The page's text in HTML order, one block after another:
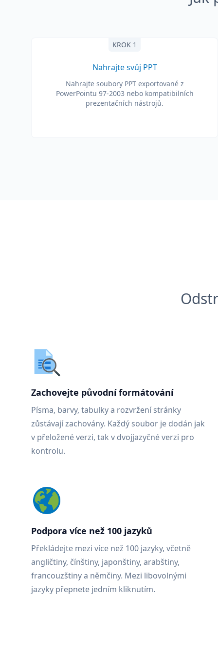
KROK 1
Nahrajte svůj PPT
Nahrajte soubory PPT exportované z
PowerPointu 97-2003 nebo kompatibilních
prezentačních nástrojů.
Zachovejte původní formátování
Písma, barvy, tabulky a rozvržení stránky
zůstávají zachovány. Každý soubor je dodán jak
v přeložené verzi, tak v dvojjazyčné verzi pro
kontrolu.
Podpora více než 100 jazyků
Překládejte mezi více než 100 jazyky, včetně
angličtiny, čínštiny, japonštiny, arabštiny,
francouzštiny a němčiny. Mezi libovolnými
jazyky přepnete jedním kliknutím.